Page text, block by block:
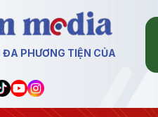
PHƯƠNG TIỆN CỦA